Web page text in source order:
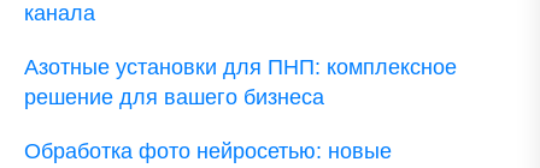
канала
Азотные установки для ПНП: комплексное
решение для вашего бизнеса
Обработка фото нейросетью: новые